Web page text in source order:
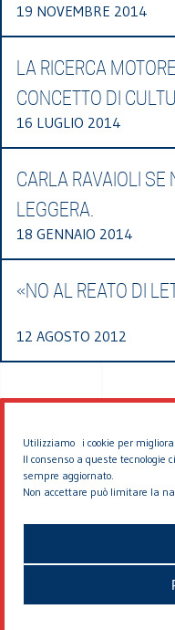
Utilizziamo i cookie per
Il consenso a queste
sempre aggiornato.
Non accettare può limitare la
19 NOVEMBRE 2014
LA RICERCA
CONCETTO DI
16 LUGLIO 2014
CARLA RAVAIOLI
LEGGERA.
18 GENNAIO 2014
«NO AL REATO DI
12 AGOSTO 2012
©